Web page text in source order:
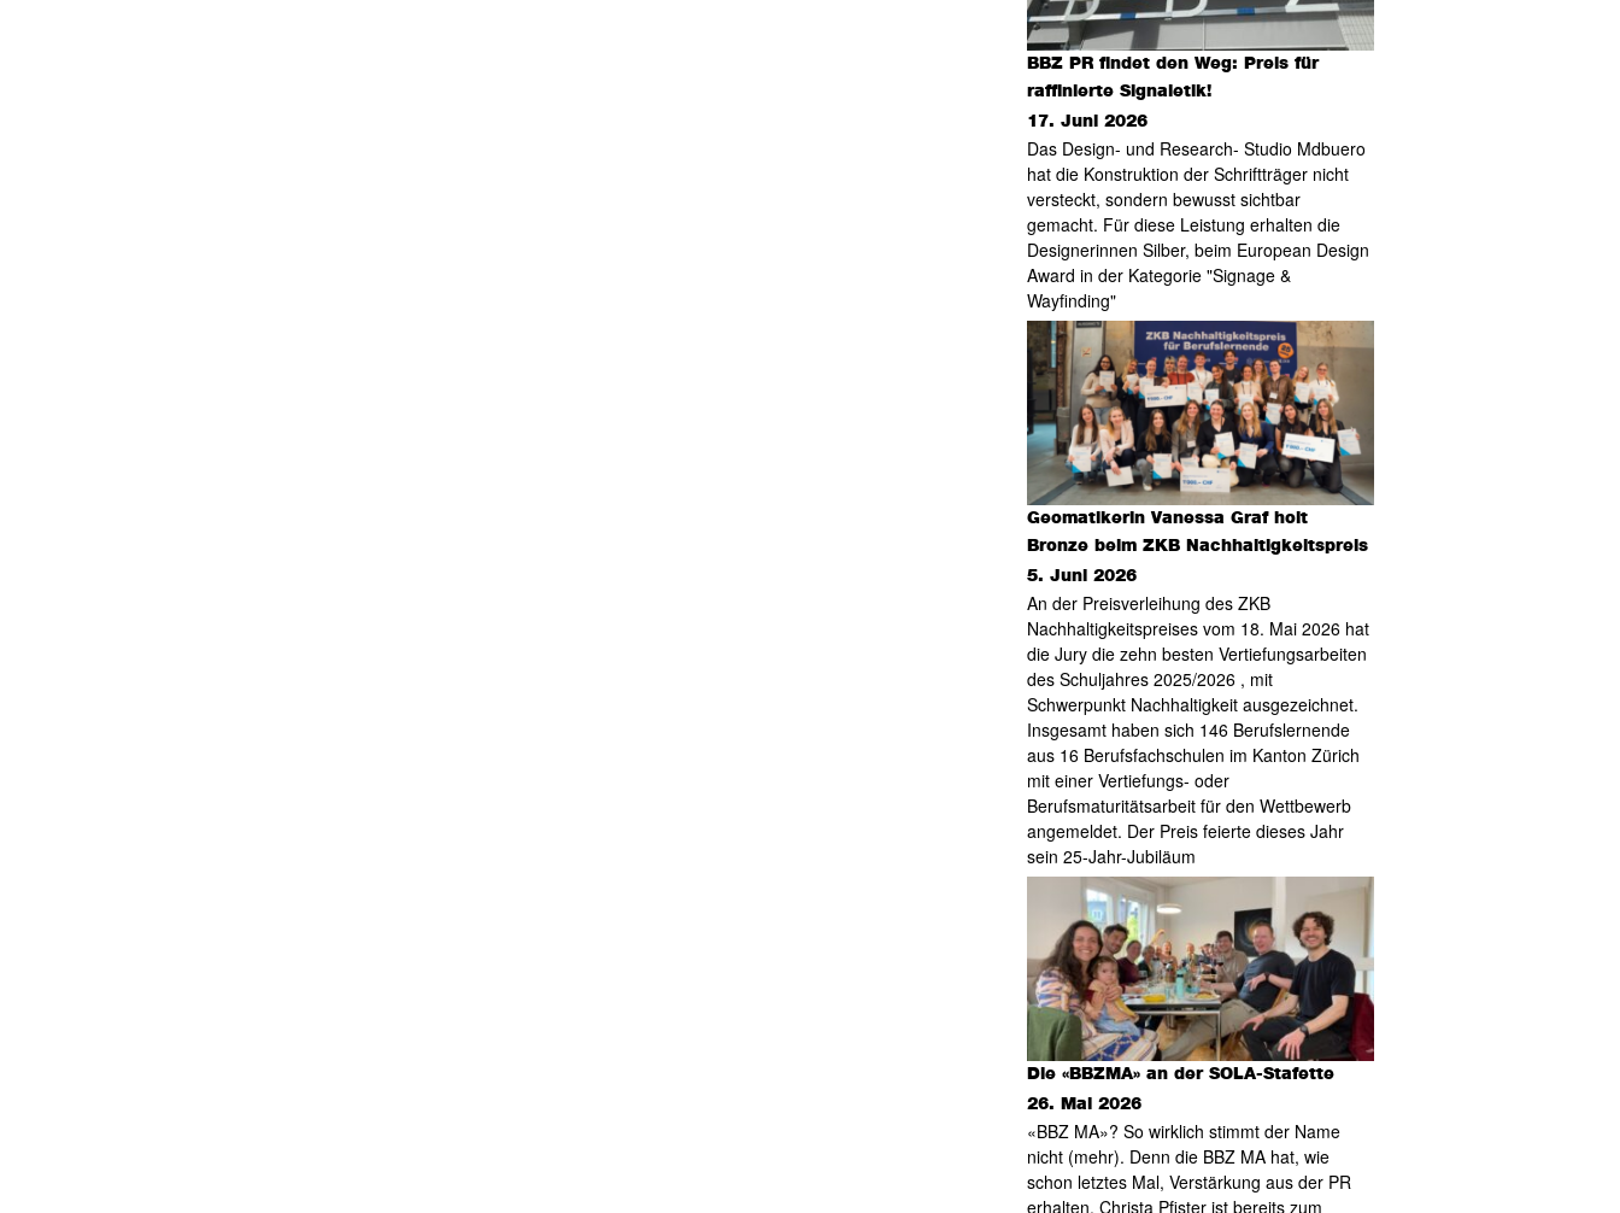
BBZ PR findet den Weg: Preis für
raffinierte Signaletik!
17. Juni 2026
Das Design- und Research- Studio Mdbuero
hat die Konstruktion der Schriftträger nicht
versteckt, sondern bewusst sichtbar
gemacht. Für diese Leistung erhalten die
Designerinnen Silber, beim European Design
Award in der Kategorie "Signage &
Wayfinding"
Geomatikerin Vanessa Graf holt
Bronze beim ZKB Nachhaltigkeitspreis
5. Juni 2026
An der Preisverleihung des ZKB
Nachhaltigkeitspreises vom 18. Mai 2026 hat
die Jury die zehn besten Vertiefungsarbeiten
des Schuljahres 2025/2026 , mit
Schwerpunkt Nachhaltigkeit ausgezeichnet.
Insgesamt haben sich 146 Berufslernende
aus 16 Berufsfachschulen im Kanton Zürich
mit einer Vertiefungs- oder
Berufsmaturitätsarbeit für den Wettbewerb
angemeldet. Der Preis feierte dieses Jahr
sein 25-Jahr-Jubiläum
Die «BBZMA» an der SOLA-Stafette
26. Mai 2026
«BBZ MA»? So wirklich stimmt der Name
nicht (mehr). Denn die BBZ MA hat, wie
schon letztes Mal, Verstärkung aus der PR
erhalten. Christa Pfister ist bereits zum